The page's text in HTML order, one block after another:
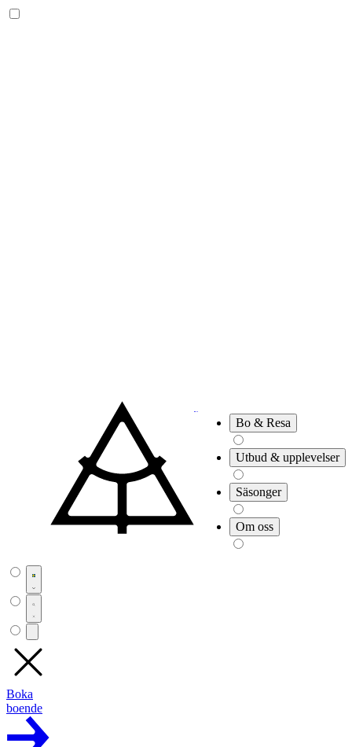
Bo & Resa
Utbud & upplevelser
Säsonger
Om oss
Boka
boende